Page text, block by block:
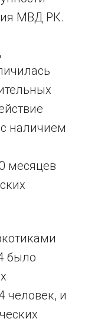
МВД РК.
наличием
месяцев
было
человек, и